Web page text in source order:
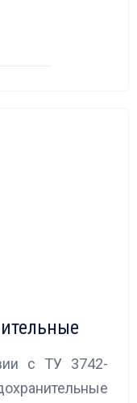
с ТУ 3742-